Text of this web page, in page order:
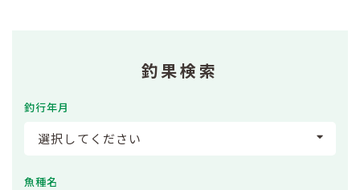
釣果検索
釣行年月
選択してください
魚種名